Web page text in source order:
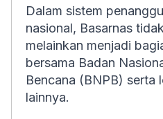
Dalam sistem
nasional, Basarnas
melainkan menjadi
bersama Badan
Bencana (BNPB) serta
lainnya.